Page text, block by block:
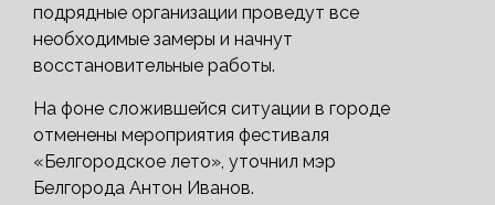
подрядные организации проведут все
необходимые замеры и начнут
восстановительные работы.
На фоне сложившейся ситуации в городе
отменены мероприятия фестиваля
«Белгородское лето», уточнил мэр
Белгорода Антон Иванов.